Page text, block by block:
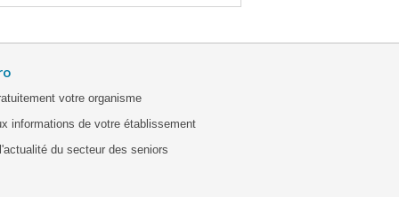
votre organisme
informations de votre établissement
du secteur des seniors